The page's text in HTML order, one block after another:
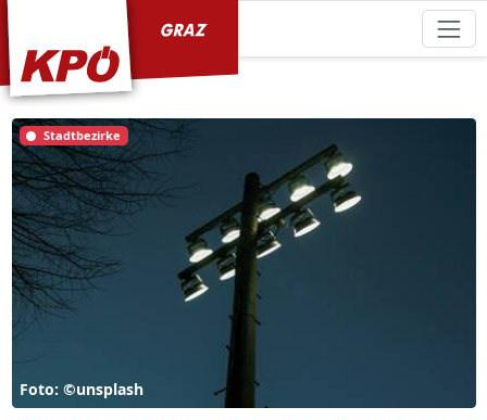
Stadtbezirke
Foto: ©unsplash